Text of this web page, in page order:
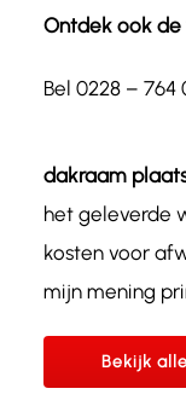
Ontdek ook de
Bel 0228 –
dakraam
het geleverde
kosten voor
mijn mening
Bekijk